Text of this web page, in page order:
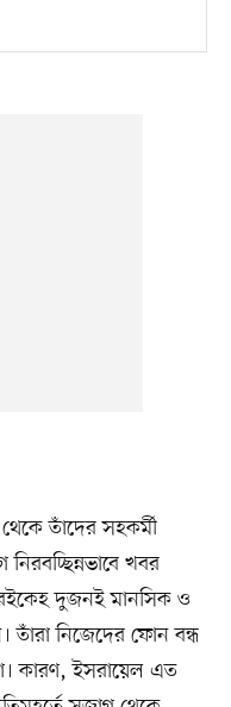
তাঁদের সহকর্মী
খবর
দুজনই মানসিক ও
তাঁরা নিজেদের ফোন বন্ধ
কারণ, ইসরায়েল এত